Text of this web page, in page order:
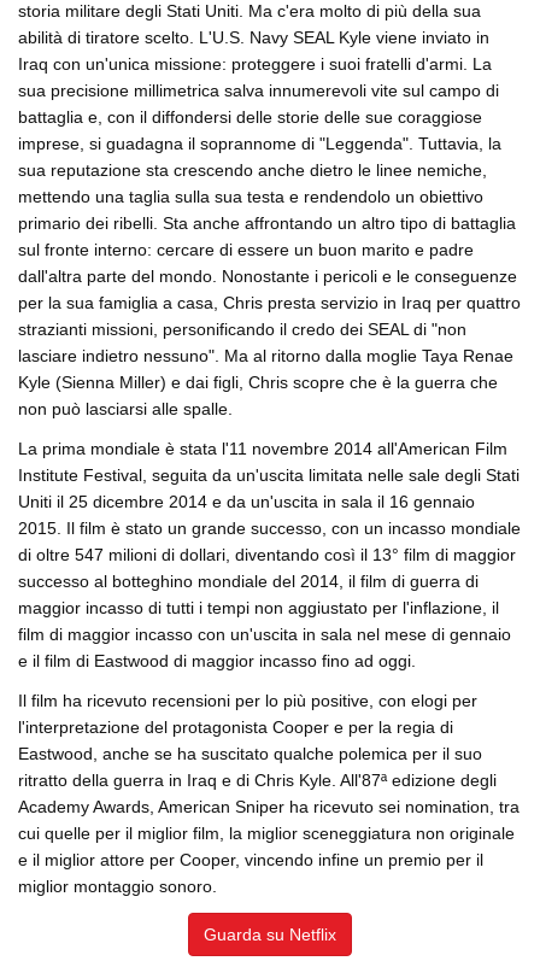
storia militare degli Stati Uniti. Ma c'era molto di più della sua
abilità di tiratore scelto. L'U.S. Navy SEAL Kyle viene inviato in
Iraq con un'unica missione: proteggere i suoi fratelli d'armi. La
sua precisione millimetrica salva innumerevoli vite sul campo di
battaglia e, con il diffondersi delle storie delle sue coraggiose
imprese, si guadagna il soprannome di "Leggenda". Tuttavia, la
sua reputazione sta crescendo anche dietro le linee nemiche,
mettendo una taglia sulla sua testa e rendendolo un obiettivo
primario dei ribelli. Sta anche affrontando un altro tipo di battaglia
sul fronte interno: cercare di essere un buon marito e padre
dall'altra parte del mondo. Nonostante i pericoli e le conseguenze
per la sua famiglia a casa, Chris presta servizio in Iraq per quattro
strazianti missioni, personificando il credo dei SEAL di "non
lasciare indietro nessuno". Ma al ritorno dalla moglie Taya Renae
Kyle (Sienna Miller) e dai figli, Chris scopre che è la guerra che
non può lasciarsi alle spalle.
La prima mondiale è stata l'11 novembre 2014 all'American Film
Institute Festival, seguita da un'uscita limitata nelle sale degli Stati
Uniti il 25 dicembre 2014 e da un'uscita in sala il 16 gennaio
2015. Il film è stato un grande successo, con un incasso mondiale
di oltre 547 milioni di dollari, diventando così il 13° film di maggior
successo al botteghino mondiale del 2014, il film di guerra di
maggior incasso di tutti i tempi non aggiustato per l'inflazione, il
film di maggior incasso con un'uscita in sala nel mese di gennaio
e il film di Eastwood di maggior incasso fino ad oggi.
Il film ha ricevuto recensioni per lo più positive, con elogi per
l'interpretazione del protagonista Cooper e per la regia di
Eastwood, anche se ha suscitato qualche polemica per il suo
ritratto della guerra in Iraq e di Chris Kyle. All'87ª edizione degli
Academy Awards, American Sniper ha ricevuto sei nomination, tra
cui quelle per il miglior film, la miglior sceneggiatura non originale
e il miglior attore per Cooper, vincendo infine un premio per il
miglior montaggio sonoro.
Guarda su Netflix